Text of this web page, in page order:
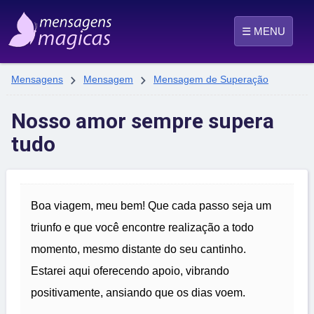
☰ MENU
Mensagens  Mensagem  Mensagem de Superação
Nosso amor sempre supera
tudo
Boa viagem, meu bem! Que cada passo seja um
triunfo e que você encontre realização a todo
momento, mesmo distante do seu cantinho.
Estarei aqui oferecendo apoio, vibrando
positivamente, ansiando que os dias voem.